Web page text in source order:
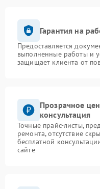
Гарантия на
Предоставляется
выполненные работы и
защищает клиента от
Прозрачное
консультация
Точные прайс-листы,
ремонта, отсутствие
бесплатной
сайте